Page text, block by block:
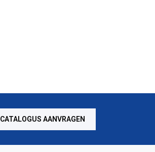
CATALOGUS AANVRAGEN